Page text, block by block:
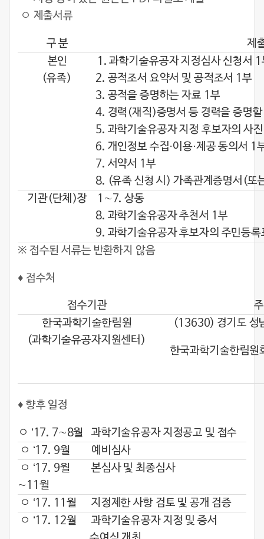
ㅇ 제출서류
구 분
제
본인
(유족)
1. 과학기술유공자 지정심사 신청서 1
2. 공적조서 요약서 및 공적조서 1부
3. 공적을 증명하는 자료 1부
4. 경력(재직)증명서 등 경력을 증명
5. 과학기술유공자 지정 후보자의
6. 개인정보 수집·이용·제공 동의서 1
7. 서약서 1부
8. (유족 신청 시) 가족관계증명서(또
기관(단체)장
1∼7. 상동
8. 과학기술유공자 추천서 1부
9. 과학기술유공자 후보자의 주민등
※ 접수된 서류는 반환하지 않음
♦ 접수처
접수기관
한국과학기술한림원
(과학기술유공자지원센터)
(13630) 경기도 성
한국과학기술한림원
♦ 향후 일정
ㅇ ‘17. 7∼8월
과학기술유공자 지정공고 및 접수
ㅇ ‘17. 9월
예비심사
ㅇ ‘17. 9월
∼11월
본심사 및 최종심사
ㅇ ‘17. 11월
지정제한 사항 검토 및 공개 검증
ㅇ ‘17. 12월
과학기술유공자 지정 및 증서